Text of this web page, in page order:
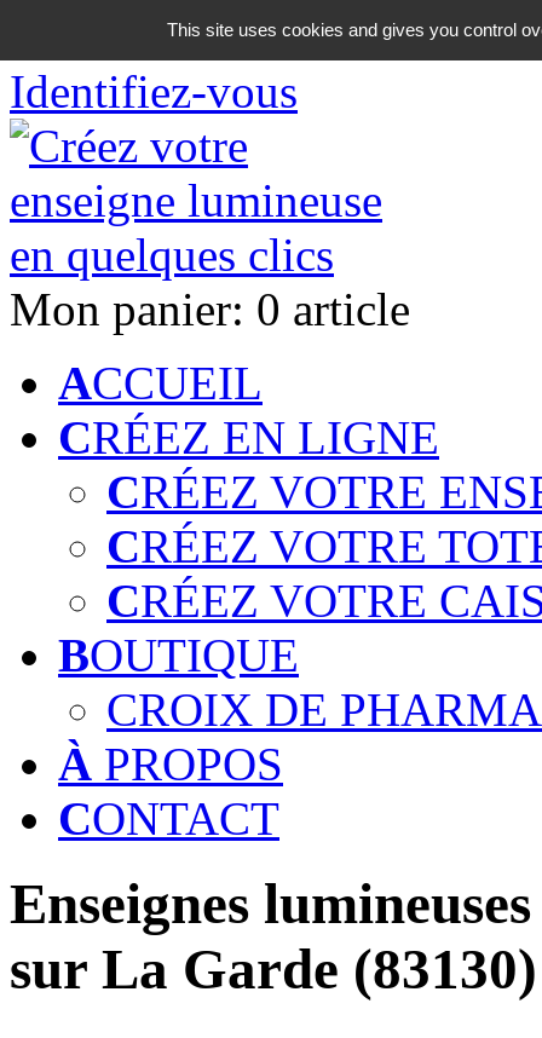
06 18 42 08 59
Identifiez-vous
Mon panier: 0 article
ACCUEIL
CRÉEZ EN LIGNE
CRÉEZ VOTRE
CRÉEZ VOTRE
CRÉEZ VOTRE
BOUTIQUE
CROIX DE
À PROPOS
CONTACT
Enseignes
sur La Garde (83130)
This site uses cookies and gives you control